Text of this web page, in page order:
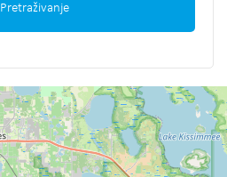
Pretraživanje